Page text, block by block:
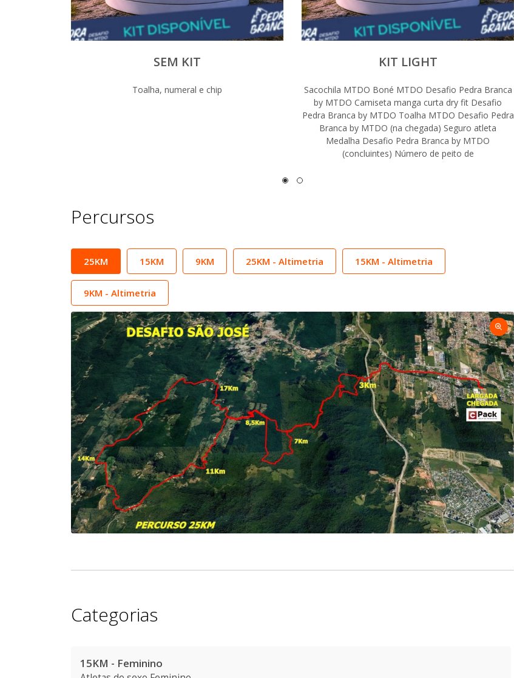
SEM KIT
Toalha, numeral e chip
KIT LIGHT
Sacochila MTDO Boné MTDO Desafio Pedra Branca
by MTDO Camiseta manga curta dry fit Desafio
Pedra Branca by MTDO Toalha MTDO Desafio Pedra
Branca by MTDO (na chegada) Seguro atleta
Medalha Desafio Pedra Branca by MTDO
(concluintes) Número de peito de
Percursos
25KM 15KM 9KM 25KM - Altimetria 15KM - Altimetria
9KM - Altimetria
Categorias
15KM - Feminino